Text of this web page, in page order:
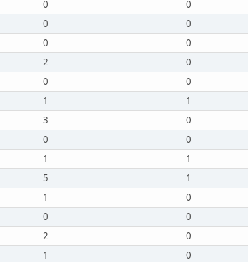
0 0
0 0
0 0
2 0
0 0
1 1
3 0
0 0
1 1
5 1
1 0
0 0
2 0
1 0